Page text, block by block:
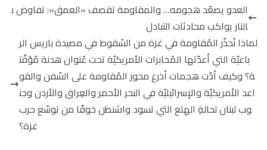
العدو يصعّد هجومه… والمقاومة تقصف «العمق»: تفاوض ب
النار يواكب محادثات التبادل
لماذا نُحذّر المُقاومة في غزة من السّقوط في مصيدة باريس الر
باعيّة التي أعدّتها المُخابرات الأمريكيّة تحت عُنوان هدنة مُؤقّت
ة؟ وكيف أدّت هجمات أذرع محور المُقاومة على السّفن والقو
اعد الأمريكيّة والإسرائيليّة في البحر الأحمر والعِراق والأردن وجن
وب لبنان لحالةِ الهلع التي تسود واشنطن خوفًا من توسّع حرب
غزة؟